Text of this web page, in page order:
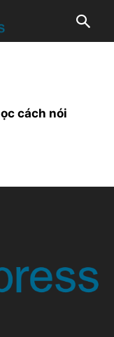
cách nói